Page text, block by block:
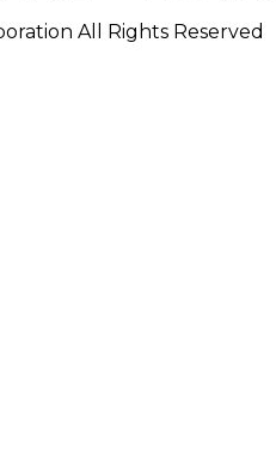
All Rights Reserved